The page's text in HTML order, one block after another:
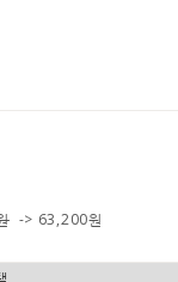
-> 63,200원